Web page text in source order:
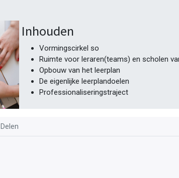
Inhouden
Vormingscirkel so
Ruimte voor leraren(teams) en scholen
Opbouw van het leerplan
De eigenlijke leerplandoelen
Professionaliseringstraject
Delen